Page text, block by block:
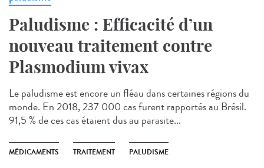
Paludisme : Efficacité d’un
nouveau traitement contre
Plasmodium vivax
Le paludisme est encore un fléau dans certaines régions du
monde. En 2018, 237 000 cas furent rapportés au Brésil.
91,5 % de ces cas étaient dus au parasite...
MÉDICAMENTS TRAITEMENT PALUDISME